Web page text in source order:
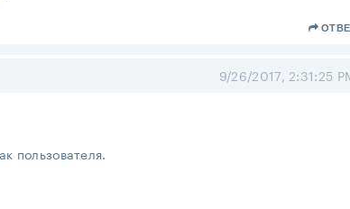
9/26/2017, 2:31:25
пользователя.